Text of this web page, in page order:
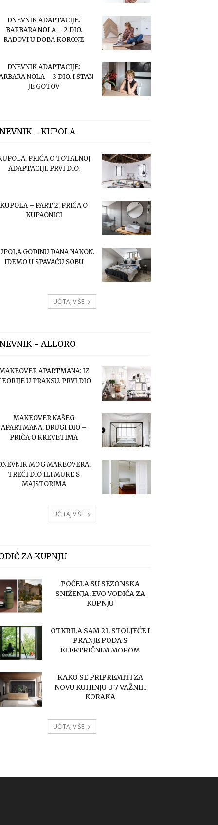
DNEVNIK ADAPTACIJE:
BARBARA NOLA – 2 DIO.
RADOVI U DOBA KORONE
DNEVNIK ADAPTACIJE:
NOLA – 3 DIO. I STAN
JE GOTOV
- KUPOLA
PRIČA O TOTALNOJ
ADAPTACIJI. PRVI DIO.
KUPOLA – PART 2. PRIČA O
KUPAONICI
GODINU DANA NAKON.
IDEMO U SPAVAĆU SOBU
UČITAJ VIŠE
- ALLORO
APARTMANA: IZ
U PRAKSU. PRVI DIO
MAKEOVER NAŠEG
APARTMANA. DRUGI DIO –
PRIČA O KREVETIMA
MOG MAKEOVERA.
TREĆI DIO ILI MUKE S
MAJSTORIMA
UČITAJ VIŠE
ZA KUPNJU
POČELA SU SEZONSKA
SNIŽENJA. EVO VODIČA ZA
KUPNJU
OTKRILA SAM 21. STOLJEĆE I
PRANJE PODA S
ELEKTRIČNIM MOPOM
KAKO SE PRIPREMITI ZA
NOVU KUHINJU U 7 VAŽNIH
KORAKA
UČITAJ VIŠE